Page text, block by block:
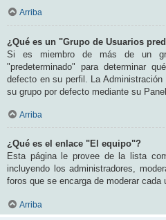
Arriba
¿Qué es un "Grupo de Usuarios
Si es miembro de más de un
"predeterminado" para determinar
defecto en su perfil. La
su grupo por defecto mediante su
Arriba
¿Qué es el enlace "El equipo"?
Esta página le provee de la lista
incluyendo los administradores,
foros que se encarga de moderar cada
Arriba